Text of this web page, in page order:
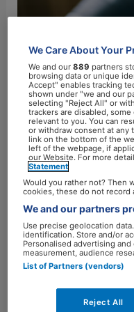
Veel
impact van
op onze
Laat een reactie achter
Wat weet Nederland
hart en het hoofd?
uitkomsten van ‘de
meerderheid weet
is. Aan de peiling
vrouwelijke,
leeftijd van 56 jaar.
klachten
onze
hartgezondheid
We Care About Your
We and our889 partners
browsing data or unique
Accept" enables tracking
shown under "we and our
selecting "Reject All" or
trackers are disabled,
relevant to you. You can
or withdraw consent at any
link on the bottom of the
left of the webpage, if
our Website. For more
Statement
Would you rather not? Then
cookies, these do not record
We and our partners
Use precise geolocation
identification. Store and/or
Personalised advertising
measurement, audience
List of Partners (vendors)
Reject All